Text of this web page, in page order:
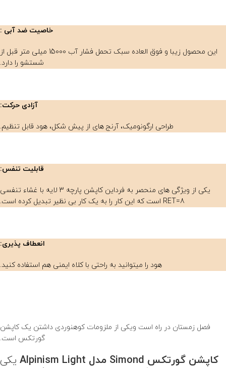
خاصیت ضد آبی :
این محصول زیبا و فوق العاده سبک تحمل فشار آب 15000 میلی متر قبل از
شستشو را دارد.
آزادی حرکت:
طراحی ارگونومیک، آرنج های از پیش شکل، هود قابل تنظیم.
قابلیت تنفس:
یکی از ویژگی های منحصر به فرداین کاپشن پارچه 3 لایه با غشاء تنفسی
RET=8 است که این کار را به یک کار بی نظیر تبدیل کرده است.
انعطاف پذیری:
هود را میتوانید به راحتی با کلاه ایمنی هم استفاده کنید.
فصل زمستان در راه است ویکی از ملزومات کوهنوردی داشتن یک کاپشن
گورتکس است.
کاپشن گورتکس Simond مدل Alpinism Light
یکی